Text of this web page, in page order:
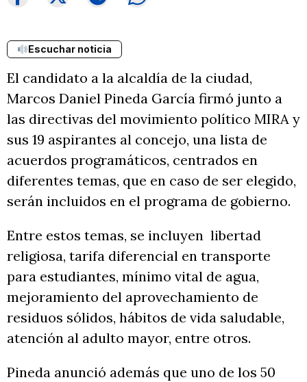
Escuchar noticia
El candidato a la alcaldía de la ciudad,
Marcos Daniel Pineda García firmó junto a
las directivas del movimiento político MIRA y
sus 19 aspirantes al concejo, una lista de
acuerdos programáticos, centrados en
diferentes temas, que en caso de ser elegido,
serán incluidos en el programa de gobierno.
Entre estos temas, se incluyen libertad
religiosa, tarifa diferencial en transporte
para estudiantes, mínimo vital de agua,
mejoramiento del aprovechamiento de
residuos sólidos, hábitos de vida saludable,
atención al adulto mayor, entre otros.
Pineda anunció además que uno de los 50